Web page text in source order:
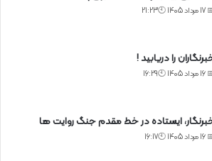
🕙21:23
را دریابید !
🕙16:29
ایستاده در خط مقدم جنگ روایت ها
🕙16:17